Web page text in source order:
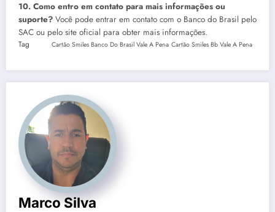
10. Como entro em contato para mais informações ou
suporte? Você pode entrar em contato com o Banco do Brasil pelo
SAC ou pelo site oficial para obter mais informações.
Tag Cartão Smiles Banco Do Brasil Vale A Pena Cartão Smiles Bb Vale A Pena
Marco Silva